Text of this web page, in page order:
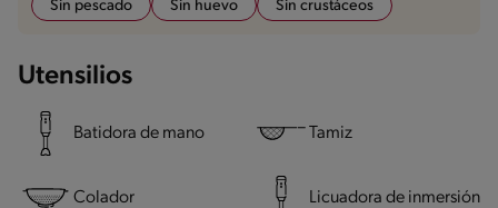
Sin pescado
Sin huevo Sin crustáceos
Utensilios
Batidora de mano Tamiz
Colador Licuadora de inmersión